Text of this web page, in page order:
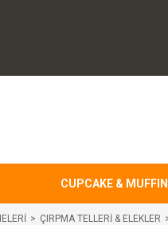
CUPCAKE & MUFFIN
ÇIRPMA TELLERİ & ELEKLER